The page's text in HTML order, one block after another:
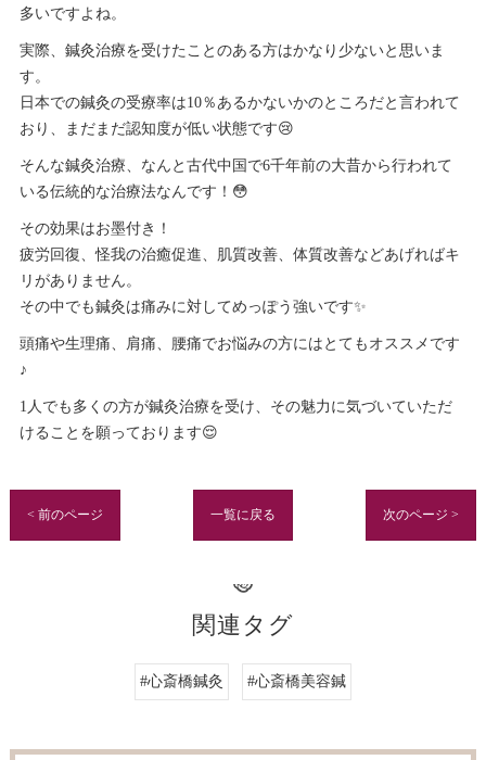
多いですよね。
実際、鍼灸治療を受けたことのある方はかなり少ないと思いま
す。
日本での鍼灸の受療率は10％あるかないかのところだと言われて
おり、まだまだ認知度が低い状態です😢
そんな鍼灸治療、なんと古代中国で6千年前の大昔から行われて
いる伝統的な治療法なんです！😳
その効果はお墨付き！
疲労回復、怪我の治癒促進、肌質改善、体質改善などあげればキ
リがありません。
その中でも鍼灸は痛みに対してめっぽう強いです✨
頭痛や生理痛、肩痛、腰痛でお悩みの方にはとてもオススメです
♪
1人でも多くの方が鍼灸治療を受け、その魅力に気づいていただ
けることを願っております😌
< 前のページ 一覧に戻る 次のページ >
関連タグ
#心斎橋鍼灸 #心斎橋美容鍼